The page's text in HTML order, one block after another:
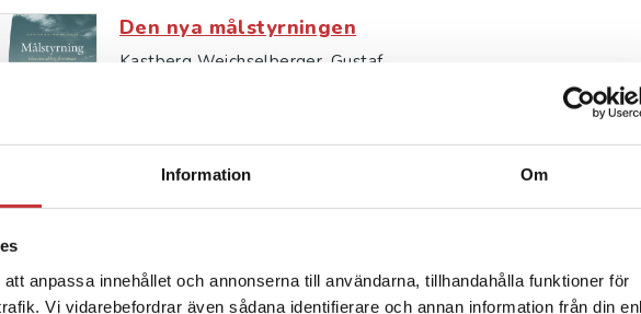
Information Om
anpassa innehållet och annonserna till användarna, tillhandahålla funktioner för
Vi vidarebefordrar även sådana identifierare och annan information från din
Den nya målstyrningen
Kastberg Weichselberger, Gustaf
Målstyrning är en av de mest använda styrformerna i offentlig
335 krinkl. moms
Parment, Anders